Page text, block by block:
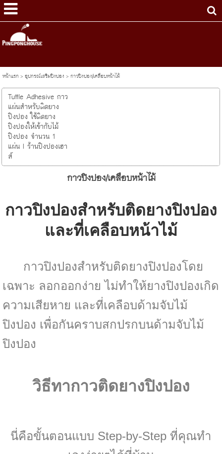
หน้าแรก> อุปกรณ์เสริมปิงปอง > กาวปิงปอง/เคลือบหน้าไม้
Tuttle Adhesive กาว
แผ่นสำหรับติดยาง
ปิงปอง ใช้ติดยาง
ปิงปองให้เข้ากับไม้
ปิงปอง จำนวน 1
แผ่น I ร้านปิงปองเฮา
ส์
กาวปิงปอง/เคลือบหน้าไม้
กาวปิงปองสำหรับติดยางปิงปอง
และที่เคลือบหน้าไม้
กาวปิงปองสำหรับติดยางปิงปองโดย
เฉพาะ ลอกออกง่าย ไม่ทำให้ยางปิงปองเกิด
ความเสียหาย และที่เคลือบด้ามจับไม้
ปิงปอง เพื่อกันคราบสกปรกบนด้ามจับไม้
ปิงปอง
วิธีทากาวติดยางปิงปอง
นี่คือขั้นตอนแบบ Step-by-Step ที่คุณทำ